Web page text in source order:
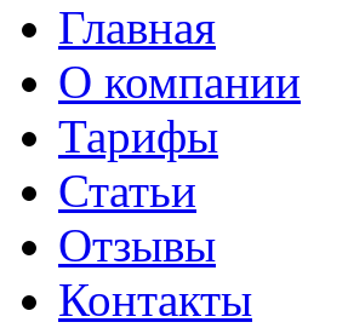
Главная
О компании
Тарифы
Статьи
Отзывы
Контакты